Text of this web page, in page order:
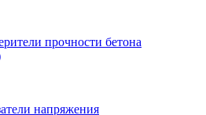
прочности бетона
напряжения